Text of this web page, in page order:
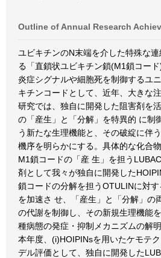
Outline of Annual Research
ユビキチンのN末端を介した特殊な
る「直鎖状ユビキチン鎖(M1鎖コー
炎症シグナルや細胞死を制御するユ
キチンコードとして、近年、大きな
研究では、独自に開発した阻害剤を
の「産生」と「分解」を特異的 に制
う新たな生理機能と、その破綻に伴
機序を明らかにする。具体的な化合
M1鎖コードの「産 生」を担う
剤として我々が独自に開発した
鎖コードの分解を担うOTULINに対
を加速さ せ、「産生」と「分解」の
の代謝を制御し、その新規生理機能
種病態の発症・抑制メカニズムの解明
本年度、(i)HOIPINsを用いたケモテ
デル評価として、独自に開発した